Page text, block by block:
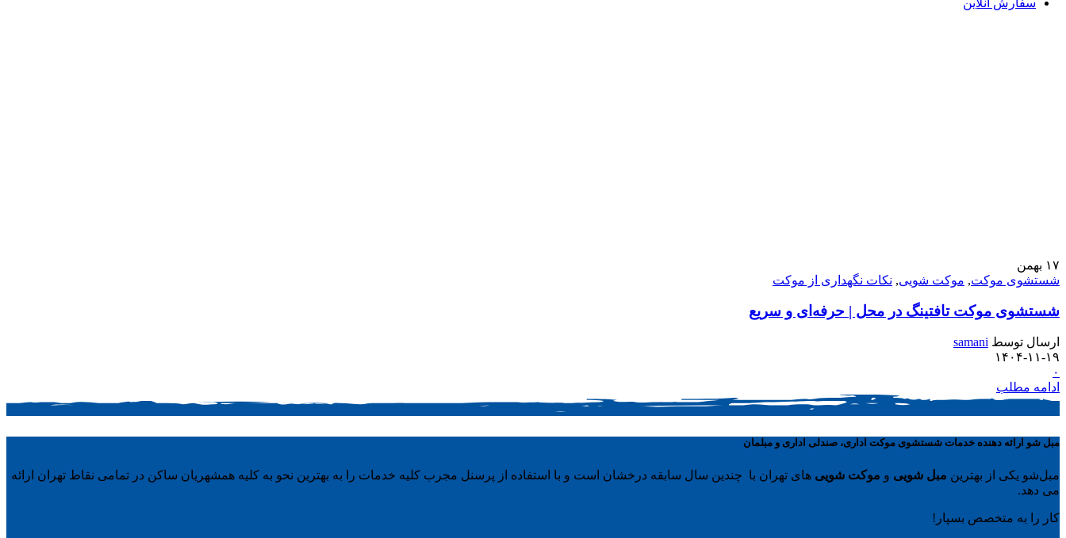
سفارش آنلاین
۱۷ بهمن
شستشوی موکت, موکت شویی, نکات نگهداری از موکت
شستشوی موکت تافتینگ در محل | حرفه‌ای و سریع
ارسال توسط samani
۱۴۰۴-۱۱-۱۹
۰
ادامه مطلب
مبل شو ارائه دهنده خدمات شستشوی موکت اداری، صندلی اداری و مبلمان
مبل‌شو یکی از بهترین مبل شویی و موکت شویی های تهران با چندین سال سابقه درخشان است و با استفاده از پرسنل مجرب کلیه خدمات را به بهترین نحو به کلیه همشهریان ساکن در تمامی نقاط تهران ارائه
می دهد.
کار را به متخصص بسپار!